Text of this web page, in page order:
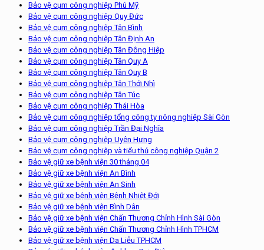
Bảo vệ cụm công nghiệp Phú Mỹ
Bảo vệ cụm công nghiệp Quy Đức
Bảo vệ cụm công nghiệp Tân Bình
Bảo vệ cụm công nghiệp Tân Định An
Bảo vệ cụm công nghiệp Tân Đông Hiệp
Bảo vệ cụm công nghiệp Tân Quy A
Bảo vệ cụm công nghiệp Tân Quy B
Bảo vệ cụm công nghiệp Tân Thới Nhì
Bảo vệ cụm công nghiệp Tân Túc
Bảo vệ cụm công nghiệp Thái Hòa
Bảo vệ cụm công nghiệp tổng công ty nông nghiệp Sài Gòn
Bảo vệ cụm công nghiệp Trần Đại Nghĩa
Bảo vệ cụm công nghiệp Uyên Hưng
Bảo vệ cụm công nghiệp và tiểu thủ công nghiệp Quận 2
Bảo vệ giữ xe bệnh viện 30 tháng 04
Bảo vệ giữ xe bệnh viện An Bình
Bảo vệ giữ xe bệnh viện An Sinh
Bảo vệ giữ xe bệnh viện Bệnh Nhiệt Đới
Bảo vệ giữ xe bệnh viện Bình Dân
Bảo vệ giữ xe bệnh viện Chấn Thương Chỉnh Hình Sài Gòn
Bảo vệ giữ xe bệnh viện Chấn Thương Chỉnh Hình TPHCM
Bảo vệ giữ xe bệnh viện Da Liễu TPHCM